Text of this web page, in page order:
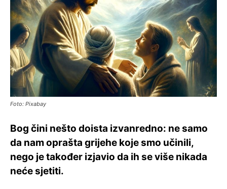
Foto: Pixabay
Bog čini nešto doista izvanredno: ne samo
da nam oprašta grijehe koje smo učinili,
nego je također izjavio da ih se više nikada
neće sjetiti.